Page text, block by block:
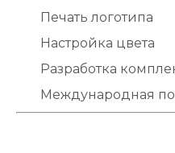
Печать логотипа
Настройка цвета
Разработка
Международная